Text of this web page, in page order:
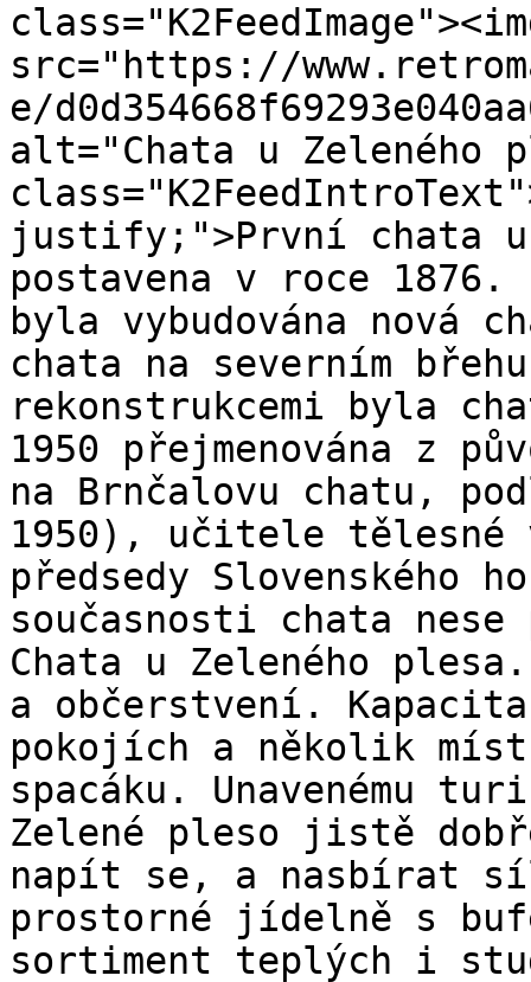
src="https://
e/
alt="Chata u Zeleného
justify;">První chata u
postavena v roce
byla vybudována nová
chata na severním
rekonstrukcemi byla
1950 přejmenována z
na Brnčalovu chatu,
1950), učitele tělesné
předsedy Slovenského
současnosti chata nese
Chata u Zeleného
a občerstvení.
pokojích a několik míst
spacáku. Unavenému
Zelené pleso jistě
napít se, a nasbírat
prostorné jídelně s
sortiment teplých i